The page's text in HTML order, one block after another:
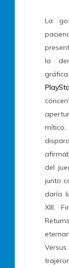
La
la
del
junto
daría
XIII,